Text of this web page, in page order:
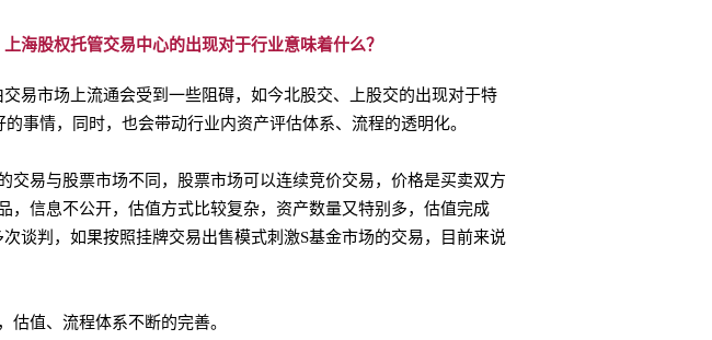
海股权托管交易中心的出现对于行业意味着什么？
易市场上流通会受到一些阻碍，如今北股交、上股交的出现对于特
事情，同时，也会带动行业内资产评估体系、流程的透明化。
交易与股票市场不同，股票市场可以连续竞价交易，价格是买卖双方
，信息不公开，估值方式比较复杂，资产数量又特别多，估值完成
谈判，如果按照挂牌交易出售模式刺激S基金市场的交易，目前来说
估值、流程体系不断的完善。